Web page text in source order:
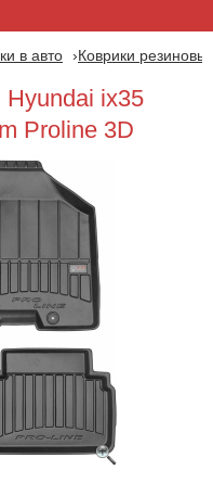
в авто Коврики
Hyundai ix35
Proline 3D